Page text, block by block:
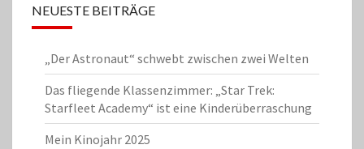
NEUESTE BEITRÄGE
„Der Astronaut“ schwebt zwischen zwei Welten
Das fliegende Klassenzimmer: „Star Trek:
Starfleet Academy“ ist eine Kinderüberraschung
Mein Kinojahr 2025